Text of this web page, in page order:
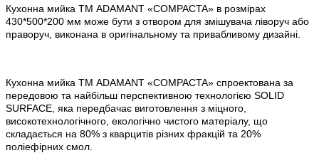
Кухонна мийка ТМ ADAMANT «COMPACTA» в розмірах
430*500*200 мм може бути з отвором для змішувача ліворуч або
праворуч, виконана в оригінальному та привабливому дизайні.
Кухонна мийка ТМ ADAMANT «COMPACTA» спроектована за
передовою та найбільш перспективною технологією SOLID
SURFACE, яка передбачає виготовлення з міцного,
високотехнологічного, екологічно чистого матеріалу, що
складається на 80% з кварцитів різних фракцій та 20%
поліефірних смол.